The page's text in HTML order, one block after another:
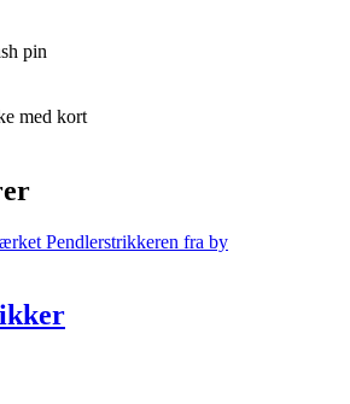
pin
med kort